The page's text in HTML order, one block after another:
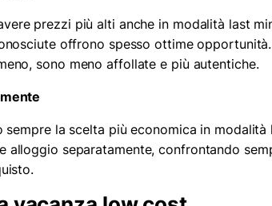
prezzi più alti anche in modalità last
offrono spesso ottime
sono meno affollate e più autentiche.
la scelta più economica in modalità
alloggio separatamente, confrontando